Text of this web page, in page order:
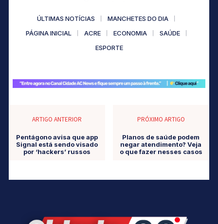
ÚLTIMAS NOTÍCIAS
MANCHETES DO DIA
PÁGINA INICIAL
ACRE ECONOMIA
SAÚDE
ESPORTE
ARTIGO ANTERIOR
Pentágono avisa que app
Signal está sendo visado
por ‘hackers’ russos
PRÓXIMO ARTIGO
Planos de saúde podem
negar atendimento? Veja
o que fazer nesses casos